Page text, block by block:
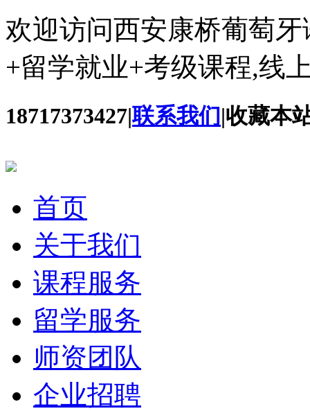
欢迎访问西安康桥葡萄
+留学就业+考级课程,线
18717373427|联系我们|收藏本
首页
关于我们
课程服务
留学服务
师资团队
企业招聘